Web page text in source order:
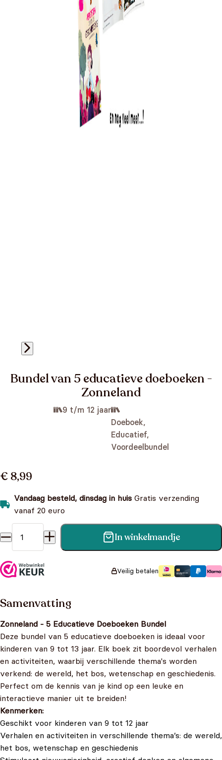
Bundel van 5 educatieve doeboeken -
Zonneland
9 t/m 12 jaar
Doeboek,
Educatief,
Voordeelbundel
€ 8,99
Vandaag besteld, dinsdag in huis Gratis verzending
vanaf 20 euro
Bundel van 5 educatieve doeboeken - Zonneland aantal
In winkelmandje
Veilig betalen
Samenvatting
Zonneland - 5 Educatieve Doeboeken Bundel
Deze bundel van 5 educatieve doeboeken is ideaal voor
kinderen van 9 tot 13 jaar. Elk boek zit boordevol verhalen
en activiteiten, waarbij verschillende thema's worden
verkend: de wereld, het bos, wetenschap en geschiedenis.
Perfect om de kennis van je kind op een leuke en
interactieve manier uit te breiden!
Kenmerken:
Geschikt voor kinderen van 9 tot 12 jaar
Verhalen en activiteiten in verschillende thema’s: de wereld,
het bos, wetenschap en geschiedenis